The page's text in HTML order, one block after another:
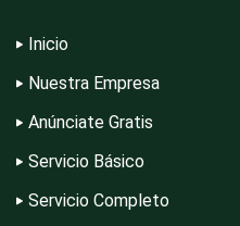
Electrodomésticos
Inicio
Nuestra Empresa
Anúnciate Gratis
Servicio Básico
Servicio Completo